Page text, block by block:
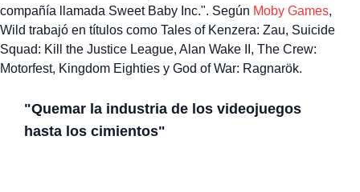
compañía llamada Sweet Baby Inc.". Según Moby Games,
Wild trabajó en títulos como Tales of Kenzera: Zau, Suicide
Squad: Kill the Justice League, Alan Wake II, The Crew:
Motorfest, Kingdom Eighties y God of War: Ragnarök.
"Quemar la industria de los videojuegos
hasta los cimientos"